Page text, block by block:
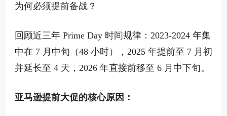
为何必须提前备战？
回顾近三年 Prime Day 时间规律：2023-2024 年集
中在 7 月中旬（48 小时），2025 年提前至 7 月初
并延长至 4 天，2026 年直接前移至 6 月中下旬。
亚马逊提前大促的核心原因：